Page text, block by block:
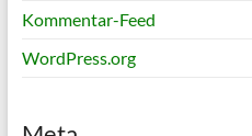
Kommentar-Feed
WordPress.org